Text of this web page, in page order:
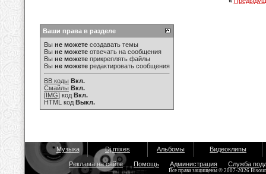
Ваши права в разделе
Вы не можете создавать темы
Вы не можете отвечать на сообщения
Вы не можете прикреплять файлы
Вы не можете редактировать сообщения
BB коды Вкл.
Смайлы Вкл.
[IMG] код Вкл.
HTML код Выкл.
Музыка Dj mixes Альбомы Видеоклипы
Реклама на сайте Помощь Администрация Служба
Все права защищены © 2007-2026